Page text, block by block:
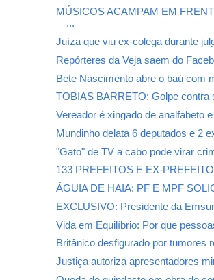
MÚSICOS ACAMPAM EM
...
Juíza que viu ex-colega durante
Repórteres da Veja saem do
Bete Nascimento abre o baú com
TOBIAS BARRETO: Golpe contra
Vereador é xingado de analfabeto e
Mundinho delata 6 deputados e 2
"Gato" de TV a cabo pode virar
133 PREFEITOS E EX-
ÁGUIA DE HAIA: PF E MPF
EXCLUSIVO: Presidente da
Vida em Equilíbrio: Por que
Britânico desfigurado por tumores
Justiça autoriza apresentadores